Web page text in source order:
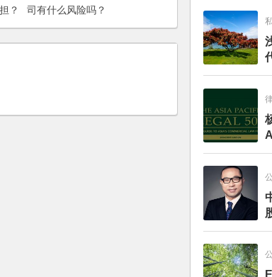
？
司有什么风险吗？